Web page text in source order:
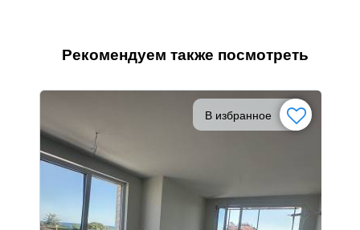
Рекомендуем также посмотреть
В избранное